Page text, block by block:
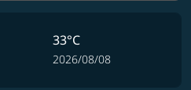
33°C
2026/08/08